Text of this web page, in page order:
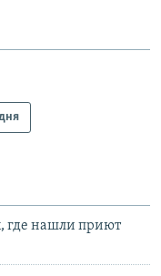
где нашли приют